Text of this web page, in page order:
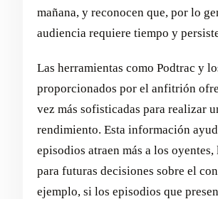
mañana, y reconocen que, por lo
audiencia requiere tiempo y
Las herramientas como Podtrac y
proporcionados por el anfitrión
vez más sofisticadas para realizar
rendimiento. Esta información
episodios atraen más a los
para futuras decisiones sobre el
ejemplo, si los episodios que